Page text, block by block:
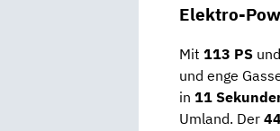
Elektro-
Mit 113 PS und
und enge
in 11
Umland. Der